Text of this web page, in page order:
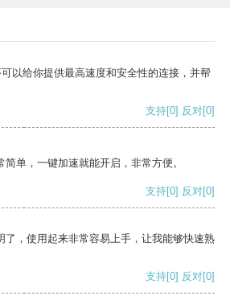
以给你提供最高速度和安全性的连接，并帮
支持[0] 反对[0]
单，一键加速就能开启，非常方便。
支持[0] 反对[0]
了，使用起来非常容易上手，让我能够快速熟
支持[0] 反对[0]